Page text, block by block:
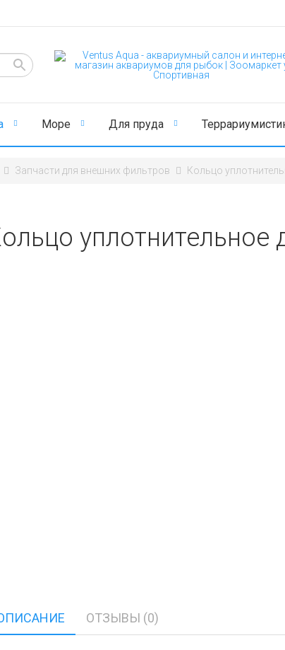
Море Для пруда
Запчасти для внешних фильтров Кольцо
уплотнительное
ОТЗЫВЫ (0)